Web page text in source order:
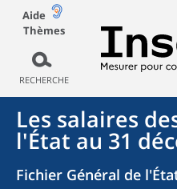
Aide
Thèmes
RECHERCHE
Les salaires
l'État au 31
Fichier Général de